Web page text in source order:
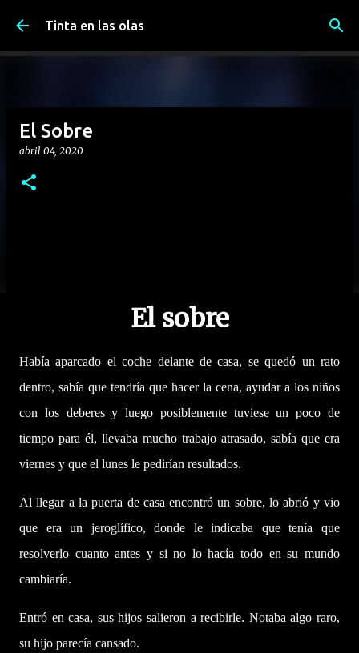
Ir al contenido principal
Tinta en las olas
El Sobre
abril 04, 2020
El sobre
Había aparcado el coche delante de casa, se quedó un rato
dentro, sabía que tendría que hacer la cena, ayudar a los niños
con los deberes y luego posiblemente tuviese un poco de
tiempo para él, llevaba mucho trabajo atrasado, sabía que era
viernes y que el lunes le pedirían resultados.
Al llegar a la puerta de casa encontró un sobre, lo abrió y vio
que era un jeroglífico, donde le indicaba que tenía que
resolverlo cuanto antes y si no lo hacía todo en su mundo
cambiaría.
Entró en casa, sus hijos salieron a recibirle. Notaba algo raro,
su hijo parecía cansado.